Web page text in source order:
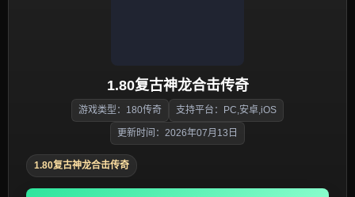
1.80复古神龙合击传奇
游戏类型：180传奇 支持平台：PC,安卓,iOS
更新时间：2026年07月13日
1.80复古神龙合击传奇